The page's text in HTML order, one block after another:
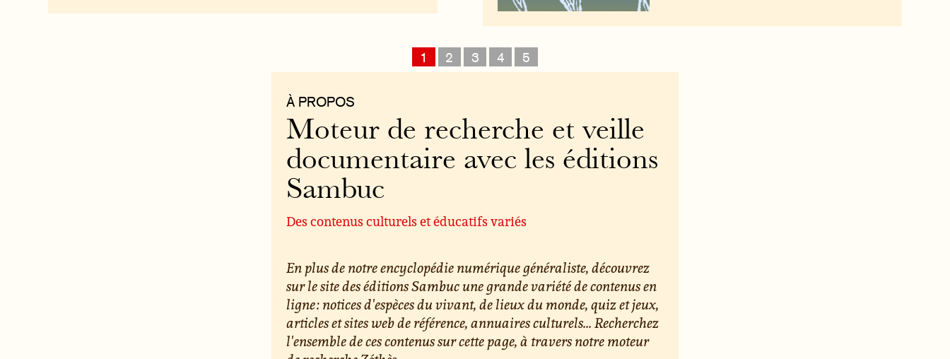
1 2 3 4 5
À PROPOS
Moteur de recherche et veille
documentaire avec les éditions
Sambuc
Des contenus culturels et éducatifs variés
En plus de notre encyclopédie numérique généraliste, découvrez
sur le site des éditions Sambuc une grande variété de contenus en
ligne : notices d'espèces du vivant, de lieux du monde, quiz et jeux,
articles et sites web de référence, annuaires culturels... Recherchez
l'ensemble de ces contenus sur cette page, à travers notre moteur